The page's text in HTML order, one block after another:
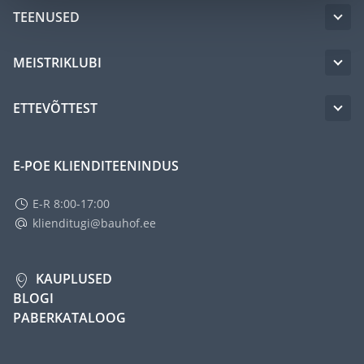
TEENUSED
MEISTRIKLUBI
ETTEVÕTTEST
E-POE KLIENDITEENINDUS
E-R 8:00-17:00
klienditugi@bauhof.ee
KAUPLUSED
BLOGI
PABERKATALOOG